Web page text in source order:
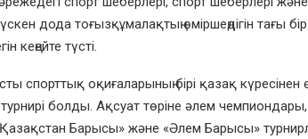
дода тоғызқұмалақтың өміршеңдігін тағы
кеңейте түсті.
спорттық оқиғаларының бірі қазақ күресінен
болды. Ақсуат төріне әлем
Барысы» және «Әлем Барысы»